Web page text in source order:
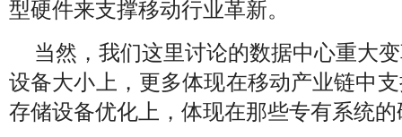
型硬件来支撑移动行业革新。
当然，我们这里讨论的数据中心重大
设备大小上，更多体现在移动产业链中
存储设备优化上，体现在那些专有系统